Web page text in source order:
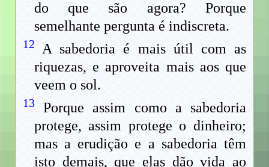
do que são agora? Porque
semelhante pergunta é indiscreta.
12
A sabedoria é mais útil com as
riquezas, e aproveita mais aos que
veem o sol.
13
Porque assim como a sabedoria
protege, assim protege o dinheiro;
mas a erudição e a sabedoria têm
isto demais, que elas dão vida ao